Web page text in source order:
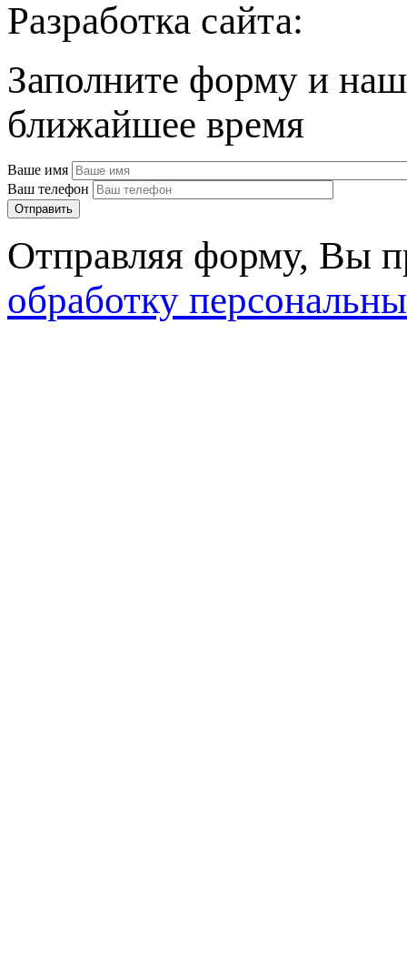
Разработка сайта:
Заполните форму и
ближайшее время
Ваше имя
Ваш телефон
Отправляя форму, Вы
обработку